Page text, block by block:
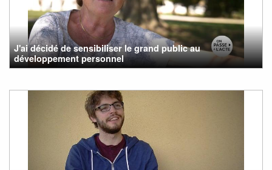
J'ai décidé de sensibiliser le grand public au
développement personnel